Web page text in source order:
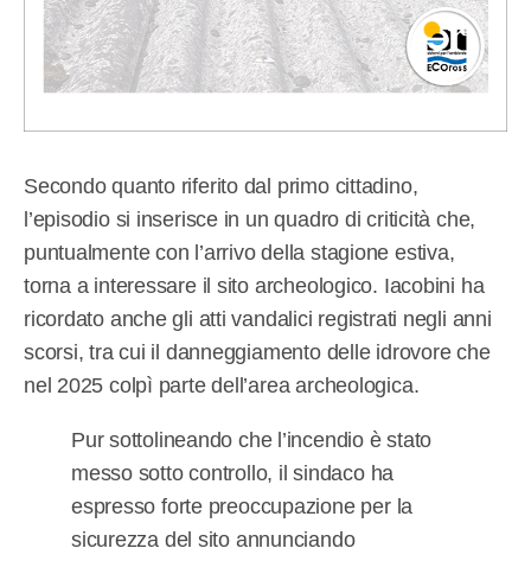
Secondo quanto riferito dal primo cittadino,
l’episodio si inserisce in un quadro di criticità che,
puntualmente con l’arrivo della stagione estiva,
torna a interessare il sito archeologico. Iacobini ha
ricordato anche gli atti vandalici registrati negli anni
scorsi, tra cui il danneggiamento delle idrovore che
nel 2025 colpì parte dell’area archeologica.
Pur sottolineando che l’incendio è stato
messo sotto controllo, il sindaco ha
espresso forte preoccupazione per la
sicurezza del sito annunciando